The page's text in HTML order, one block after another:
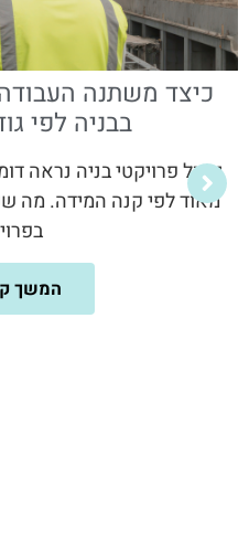
כיצד משתנה
בבניה לפי
ניהול פרויקטי בניה נראה
מאוד לפי קנה המידה. מה
המשך